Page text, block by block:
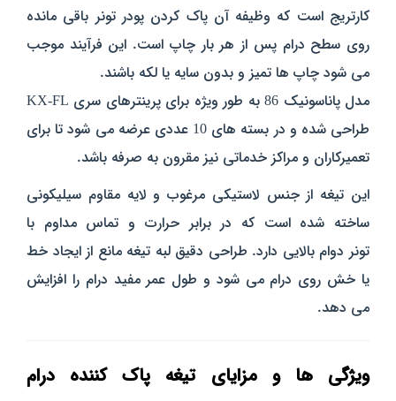
کارتریج است که وظیفه آن پاک‌ کردن پودر تونر باقی‌ مانده
روی سطح درام پس از هر بار چاپ است. این فرآیند موجب
می‌ شود چاپ‌ ها تمیز و بدون سایه یا لکه باشند.
مدل پاناسونیک 86 به‌ طور ویژه برای پرینترهای سری KX-FL
طراحی شده و در بسته‌ های 10 عددی عرضه می‌ شود تا برای
تعمیرکاران و مراکز خدماتی نیز مقرون‌ به‌ صرفه باشد.
این تیغه از جنس لاستیکی مرغوب و لایه‌ مقاوم سیلیکونی
ساخته شده است که در برابر حرارت و تماس مداوم با
تونر دوام بالایی دارد. طراحی دقیق لبه تیغه مانع از ایجاد خط
یا خش روی درام می‌ شود و طول عمر مفید درام را افزایش
می‌ دهد.
ویژگی‌ ها و مزایای تیغه پاک‌ کننده درام